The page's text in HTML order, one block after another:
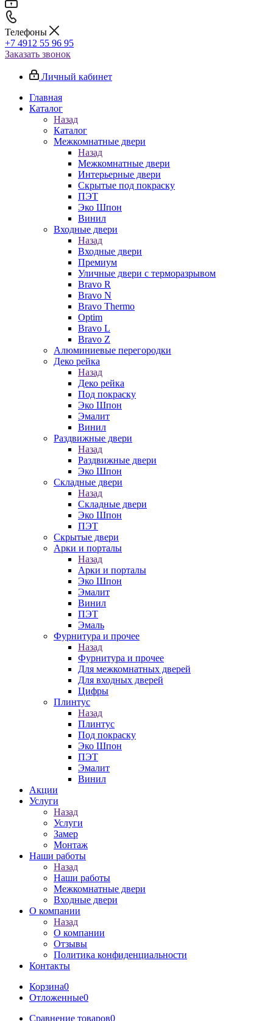
Телефоны
+7 4912 55 96 95
Заказать звонок
Личный кабинет
Главная
Каталог
Назад
Каталог
Межкомнатные двери
Назад
Межкомнатные двери
Интерьерные двери
Скрытые под покраску
ПЭТ
Эко Шпон
Винил
Входные двери
Назад
Входные двери
Премиум
Уличные двери с терморазрывом
Bravo R
Bravo N
Bravo Thermo
Optim
Bravo L
Bravo Z
Алюминиевые перегородки
Деко рейка
Назад
Деко рейка
Под покраску
Эко Шпон
Эмалит
Винил
Раздвижные двери
Назад
Раздвижные двери
Эко Шпон
Складные двери
Назад
Складные двери
Эко Шпон
ПЭТ
Скрытые двери
Арки и порталы
Назад
Арки и порталы
Эко Шпон
Эмалит
Винил
ПЭТ
Эмаль
Фурнитура и прочее
Назад
Фурнитура и прочее
Для межкомнатных дверей
Для входных дверей
Цифры
Плинтус
Назад
Плинтус
Под покраску
Эко Шпон
ПЭТ
Эмалит
Винил
Акции
Услуги
Назад
Услуги
Замер
Монтаж
Наши работы
Назад
Наши работы
Межкомнатные двери
Входные двери
О компании
Назад
О компании
Отзывы
Политика конфиденциальности
Контакты
Корзина0
Отложенные0
Сравнение товаров0